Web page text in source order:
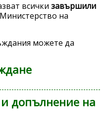
всички завършили
на
можете да
допълнение на